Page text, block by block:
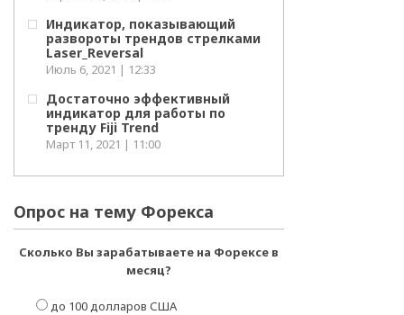
Индикатор, показывающий
развороты трендов стрелками
Laser_Reversal
Июль 6, 2021 | 12:33
Достаточно эффективный
индикатор для работы по
тренду Fiji Trend
Март 11, 2021 | 11:00
Опрос на тему Форекса
Сколько Вы зарабатываете на Форексе в
месяц?
до 100 долларов США